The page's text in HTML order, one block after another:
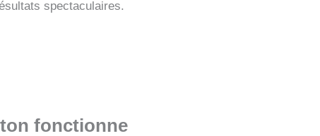
spectaculaires.
fonctionne